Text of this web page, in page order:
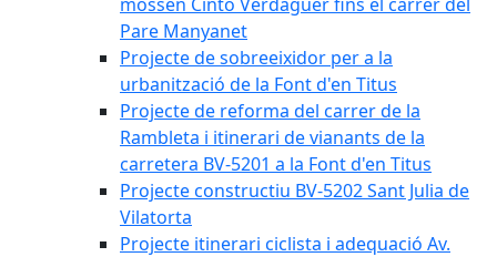
Pare Manyanet
Projecte de sobreeixidor per a la
urbanització de la Font d'en Titus
Projecte de reforma del carrer de la
Rambleta i itinerari de vianants de la
carretera BV-5201 a la Font d'en Titus
Projecte constructiu BV-5202 Sant Julia de
Vilatorta
Projecte itinerari ciclista i adequació Av.